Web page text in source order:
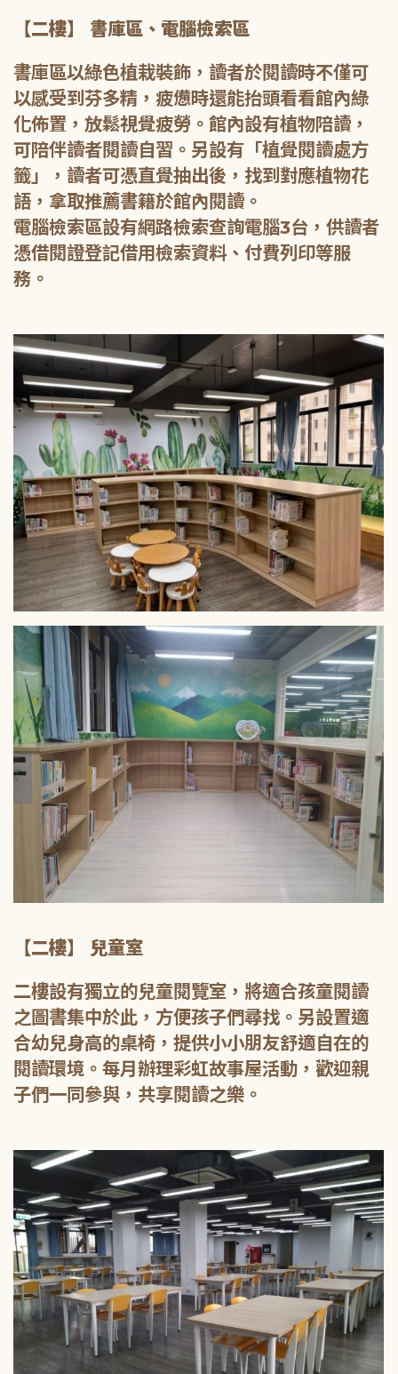
【二樓】 書庫區、電腦檢索區
書庫區以綠色植栽裝飾，讀者於閱讀時不僅可
以感受到芬多精，疲憊時還能抬頭看看館內綠
化佈置，放鬆視覺疲勞。館內設有植物陪讀，
可陪伴讀者閱讀自習。另設有「植覺閱讀處方
籤」，讀者可憑直覺抽出後，找到對應植物花
語，拿取推薦書籍於館內閱讀。
電腦檢索區設有網路檢索查詢電腦3台，供讀者
憑借閱證登記借用檢索資料、付費列印等服
務。
【二樓】 兒童室
二樓設有獨立的兒童閱覽室，將適合孩童閱讀
之圖書集中於此，方便孩子們尋找。另設置適
合幼兒身高的桌椅，提供小小朋友舒適自在的
閱讀環境。每月辦理彩虹故事屋活動，歡迎親
子們一同參與，共享閱讀之樂。